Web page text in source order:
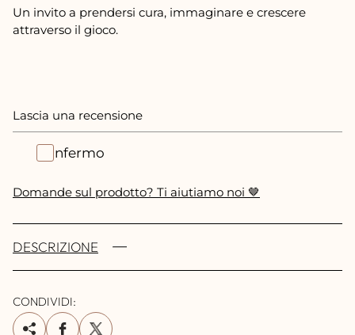
Un invito a prendersi cura, immaginare e crescere
attraverso il gioco.
Lascia una recensione
Confermo
Domande sul prodotto? Ti aiutiamo noi 🤎
DESCRIZIONE
CONDIVIDI: